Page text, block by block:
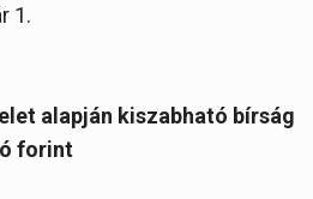
1.
alapján kiszabható bírság
forint